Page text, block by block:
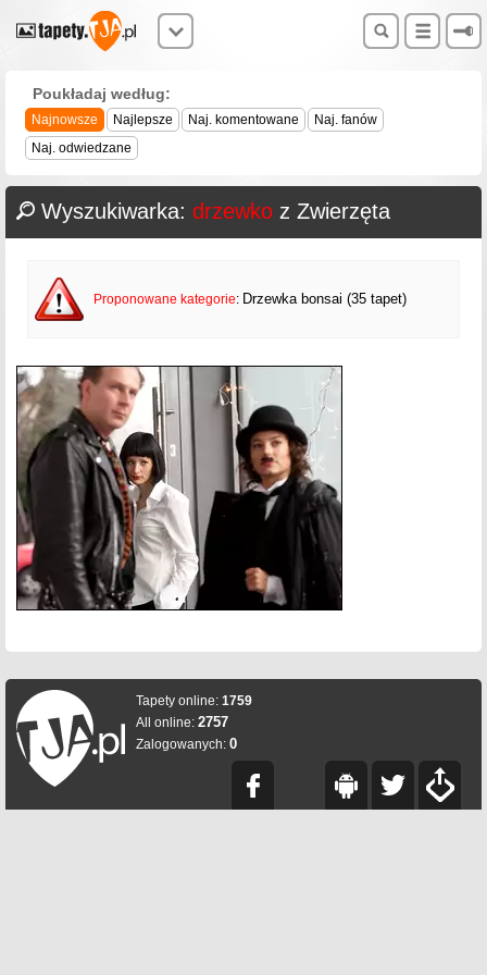
Poukładaj według:
Najnowsze Najlepsze Naj. komentowane
Naj. fanów
Naj. odwiedzane
Wyszukiwarka: drzewko z Zwierzęta
Proponowane kategorie: Drzewka bonsai (35 tapet)
Tapety online: 1759
All online: 2757
Zalogowanych: 0